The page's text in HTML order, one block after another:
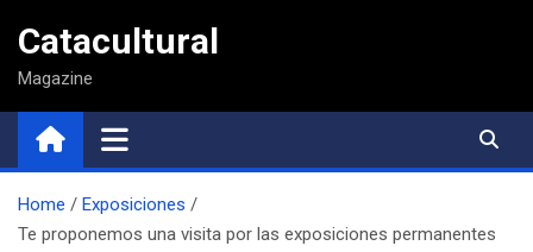
contenido
Catacultural
Magazine
Home
Exposiciones
Te proponemos una visita por las exposiciones permanentes